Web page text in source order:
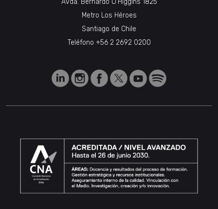
Avda. Bernardo O’Higgins 1825
Metro Los Héroes
Santiago de Chile
Teléfono +56 2 2692 0200